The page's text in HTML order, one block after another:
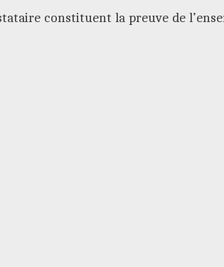
constituent la preuve de